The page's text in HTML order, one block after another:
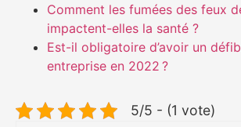
Comment les fumées des feux
impactent-elles la santé ?
Est-il obligatoire d’avoir un
entreprise en 2022 ?
5/5 - (1 vote)